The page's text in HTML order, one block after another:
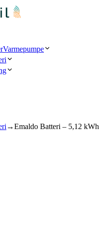
Varmepumpe
→Emaldo Batteri – 5,12 kWh